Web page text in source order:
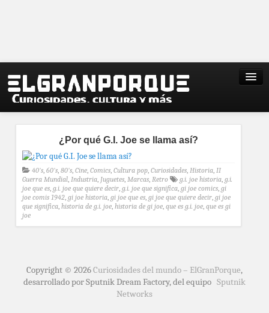
¿Por qué G.I. Joe se llama así?
40's, 60's, 80's, Cine, Comics, Cultura pop, Curiosidades, Historia, II
Guerra Mundial, Industria, Juguetes, Marcas, Retro g.i. joe historia, g.i.
joe que es, g.i. joe que quiere decir, g.i. joe que significa, gi joe comics, gi
joe comis 1942, gi joe historia, gi joe que es, gi joe que quiere decir, gi joe
que significa, historia de g.i. joe, historia de gi joe, que es g.i. joe, que es gi
joe
Copyright © 2026Curiosidades del mundo – ElGranPorque,
desarrollado por Sputnik Dream Factory, del equipo Sputnik
Networks